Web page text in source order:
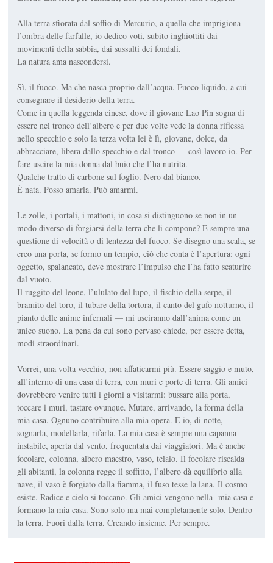
Alla terra sfiorata dal soffio di Mercurio, a quella che imprigiona
l’ombra delle farfalle, io dedico voti, subito inghiottiti dai
movimenti della sabbia, dai sussulti dei fondali.
La natura ama nascondersi.
Sì, il fuoco. Ma che nasca proprio dall’acqua. Fuoco liquido, a cui
consegnare il desiderio della terra.
Come in quella leggenda cinese, dove il giovane Lao Pin sogna di
essere nel tronco dell’albero e per due volte vede la donna riflessa
nello specchio e solo la terza volta lei è lì, giovane, dolce, da
abbracciare, libera dallo specchio e dal tronco — così lavoro io. Per
fare uscire la mia donna dal buio che l’ha nutrita.
Qualche tratto di carbone sul foglio. Nero dal bianco.
È nata. Posso amarla. Può amarmi.
Le zolle, i portali, i mattoni, in cosa si distinguono se non in un
modo diverso di forgiarsi della terra che li compone? E sempre una
questione di velocità o di lentezza del fuoco. Se disegno una scala, se
creo una porta, se formo un tempio, ciò che conta è l’apertura: ogni
oggetto, spalancato, deve mostrare l’impulso che l’ha fatto scaturire
dal vuoto.
Il ruggito del leone, l’ululato del lupo, il fischio della serpe, il
bramito del toro, il tubare della tortora, il canto del gufo notturno, il
pianto delle anime infernali — mi usciranno dall’anima come un
unico suono. La pena da cui sono pervaso chiede, per essere detta,
modi straordinari.
Vorrei, una volta vecchio, non affaticarmi più. Essere saggio e muto,
all’interno di una casa di terra, con muri e porte di terra. Gli amici
dovrebbero venire tutti i giorni a visitarmi: bussare alla porta,
toccare i muri, tastare ovunque. Mutare, arrivando, la forma della
mia casa. Ognuno contribuire alla mia opera. E io, di notte,
sognarla, modellarla, rifarla. La mia casa è sempre una capanna
instabile, aperta dal vento, frequentata dai viaggiatori. Ma è anche
focolare, colonna, albero maestro, vaso, telaio. Il focolare riscalda
gli abitanti, la colonna regge il soffitto, l’albero dà equilibrio alla
nave, il vaso è forgiato dalla fiamma, il fuso tesse la lana. Il cosmo
esiste. Radice e cielo si toccano. Gli amici vengono nella -mia casa e
formano la mia casa. Sono solo ma mai completamente solo. Dentro
la terra. Fuori dalla terra. Creando insieme. Per sempre.